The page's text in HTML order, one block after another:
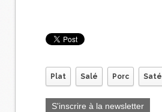
Plat Salé Porc Saté
S'inscrire à la newsletter